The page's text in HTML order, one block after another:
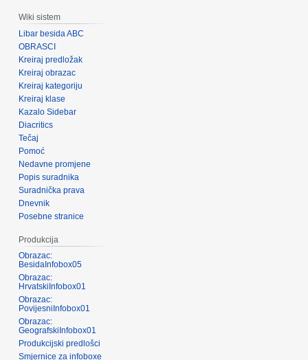
Wiki sistem
Libar besida ABC
OBRASCI
Kreiraj predložak
Kreiraj obrazac
Kreiraj kategoriju
Kreiraj klase
Kazalo Sidebar
Diacritics
Tečaj
Pomoć
Nedavne promjene
Popis suradnika
Suradnička prava
Dnevnik
Posebne stranice
Produkcija
Obrazac:
BesidaInfobox05
Obrazac:
HrvatskiInfobox01
Obrazac:
PovijesniInfobox01
Obrazac:
GeografskiInfobox01
Produkcijski predlošci
Smjernice za infoboxe